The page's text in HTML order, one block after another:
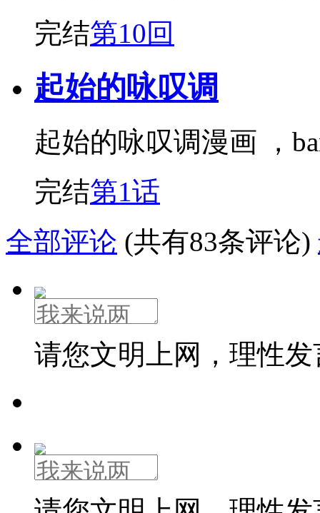
完结第10回
起始的咏叹调
起始的咏叹调漫画 ，
完结第1话
全部评论 (共有83条评论)
请您文明上网，理性